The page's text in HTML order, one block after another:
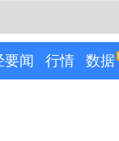
要闻 行情 数据